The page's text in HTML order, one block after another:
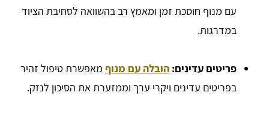
עם מנוף חוסכת זמן ומאמץ רב בהשוואה לסחיבת הציוד
במדרגות.
פריטים עדינים: הובלה עם מנוף מאפשרת טיפול זהיר
בפריטים עדינים ויקרי ערך וממזערת את הסיכון לנזק.